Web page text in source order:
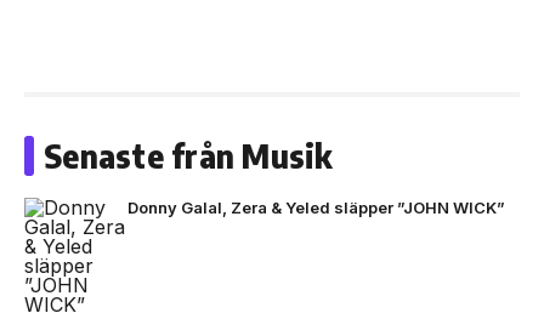
Senaste från Musik
Donny Galal, Zera & Yeled släpper ”JOHN WICK”